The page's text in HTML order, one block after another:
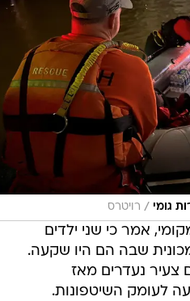
גומי / רויטרס
אמר כי שני ילדים
שבה הם היו שקעה.
נעדרים מאז
לעומק השיטפונות.